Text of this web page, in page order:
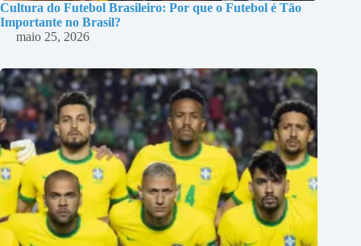
Cultura do Futebol Brasileiro: Por que o Futebol é Tão
Importante no Brasil?
maio 25, 2026